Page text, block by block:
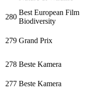
280
Best European Film
Biodiversity
279 Grand Prix
278 Beste Kamera
277 Beste Kamera